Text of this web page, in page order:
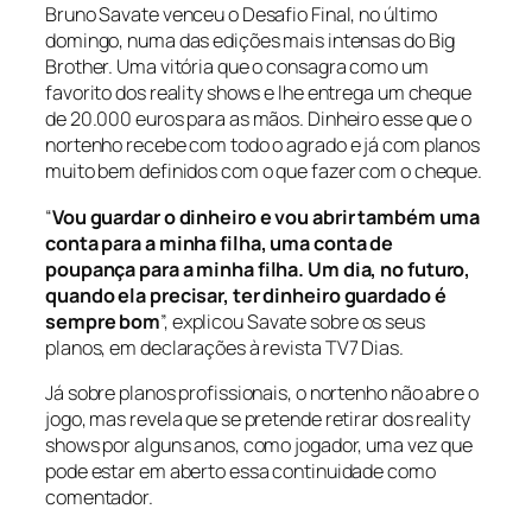
Bruno Savate venceu o Desafio Final, no último
domingo, numa das edições mais intensas do Big
Brother. Uma vitória que o consagra como um
favorito dos reality shows e lhe entrega um cheque
de 20.000 euros para as mãos. Dinheiro esse que o
nortenho recebe com todo o agrado e já com planos
muito bem definidos com o que fazer com o cheque.
“Vou guardar o dinheiro e vou abrir também uma
conta para a minha filha, uma conta de
poupança para a minha filha. Um dia, no futuro,
quando ela precisar, ter dinheiro guardado é
sempre bom”, explicou Savate sobre os seus
planos, em declarações à revistaTV7 Dias.
Já sobre planos profissionais, o nortenho não abre o
jogo, mas revela que se pretende retirar dos reality
shows por alguns anos, como jogador, uma vez que
pode estar em aberto essa continuidade como
comentador.